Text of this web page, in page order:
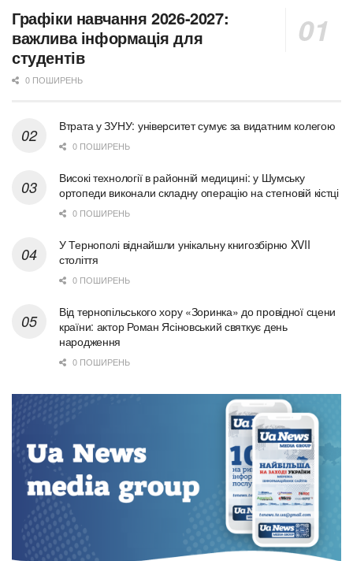
Графіки навчання 2026-2027:
важлива інформація для
студентів
0 ПОШИРЕНЬ
Втрата у ЗУНУ: університет сумує за видатним колегою
0 ПОШИРЕНЬ
Високі технології в районній медицині: у Шумську
ортопеди виконали складну операцію на стегновій кістці
0 ПОШИРЕНЬ
У Тернополі віднайшли унікальну книгозбірню XVII
століття
0 ПОШИРЕНЬ
Від тернопільського хору «Зоринка» до провідної сцени
країни: актор Роман Ясіновський святкує день
народження
0 ПОШИРЕНЬ